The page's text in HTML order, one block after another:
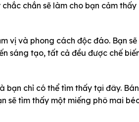
chắn sẽ làm cho bạn cảm thấy
vị và phong cách độc đáo. Bạn sẽ
sáng tạo, tất cả đều được chế
bạn chỉ có thể tìm thấy tại đây.
sẽ tìm thấy một miếng phô mai